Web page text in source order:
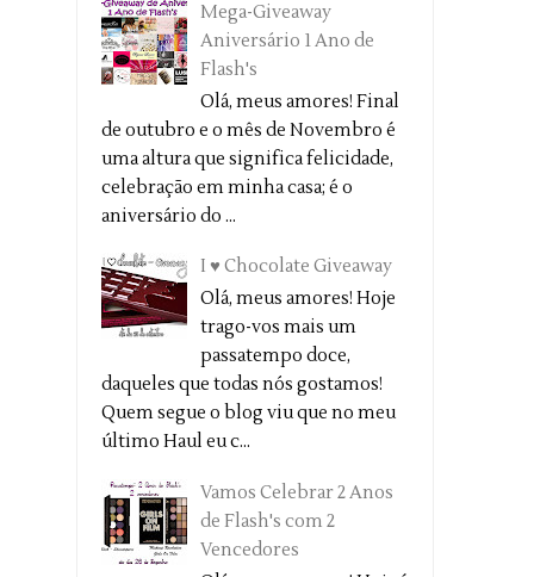
Mega-Giveaway
Aniversário 1 Ano de
Flash's
Olá, meus amores! Final
de outubro e o mês de Novembro é
uma altura que significa felicidade,
celebração em minha casa; é o
aniversário do ...
I ♥ Chocolate Giveaway
Olá, meus amores! Hoje
trago-vos mais um
passatempo doce,
daqueles que todas nós gostamos!
Quem segue o blog viu que no meu
último Haul eu c...
Vamos Celebrar 2 Anos
de Flash's com 2
Vencedores